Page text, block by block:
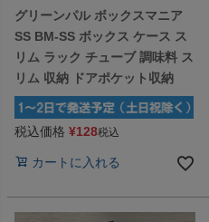
グリーンパル ボックスマニア
SS BM-SS ボックス ケース ス
リム ラック チューブ 調味料 ス
リム 収納 ドアポケット収納
税込価格 ¥128税込
カートに入れる